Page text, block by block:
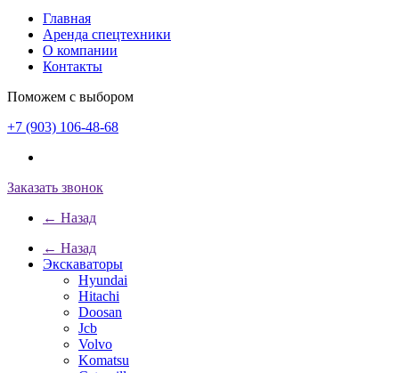
Главная
Аренда спецтехники
О компании
Контакты
Поможем с выбором
+7 (903) 106-48-68
Заказать звонок
← Назад
← Назад
Экскаваторы
Hyundai
Hitachi
Doosan
Jcb
Volvo
Komatsu